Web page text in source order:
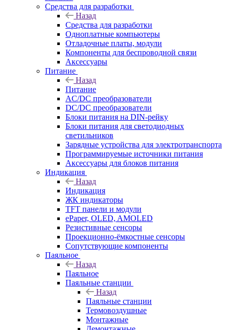
Средства для разработки
Назад
Средства для разработки
Одноплатные компьютеры
Отладочные платы, модули
Компоненты для беспроводной связи
Аксессуары
Питание
Назад
Питание
AC/DC преобразователи
DC/DC преобразователи
Блоки питания на DIN-рейку
Блоки питания для светодиодных
светильников
Зарядные устройства для электротранспорта
Программируемые источники питания
Аксессуары для блоков питания
Индикация
Назад
Индикация
ЖК индикаторы
TFT панели и модули
ePaper, OLED, AMOLED
Резистивные сенсоры
Проекционно-ёмкостные сенсоры
Сопутствующие компоненты
Паяльное
Назад
Паяльное
Паяльные станции
Назад
Паяльные станции
Термовоздушные
Монтажные